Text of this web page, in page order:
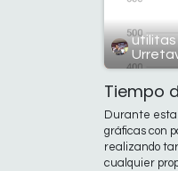
utilitas
Tiempo
Durante esta
gráficas con
realizando
cualquier